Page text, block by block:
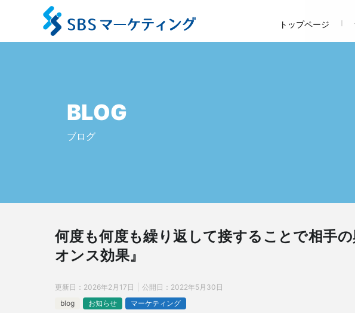
トップページ
BLOG
ブログ
何度も何度も繰り返して接することで相手
オンス効果』
更新日： 2026年2月17日 公開日： 2022年5月30日
blog
お知らせ マーケティング